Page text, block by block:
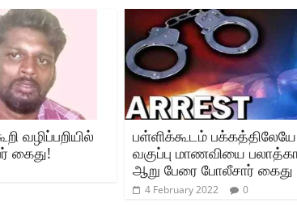
வழிப்பறியில்
கைது!
பள்ளிக்கூடம்
வகுப்பு மாணவியை
ஆறு பேரை போலீசார் கைது
4 February 2022 0